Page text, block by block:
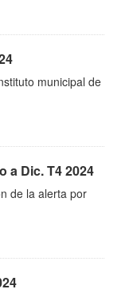
municipal de
a Dic. T4 2024
de la alerta por